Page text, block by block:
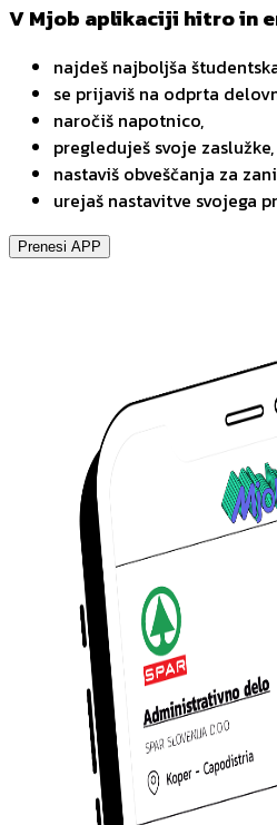
V Mjob aplikaciji hitro in
najdeš najboljša
se prijaviš na odprta
naročiš napotnico,
pregleduješ svoje zaslužke,
nastaviš obveščanja za
urejaš nastavitve svojega
Prenesi APP